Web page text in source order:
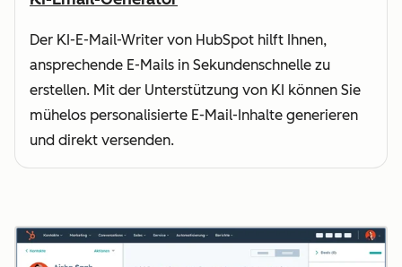
Der KI-E-Mail-Writer von HubSpot hilft Ihnen,
ansprechende E-Mails in Sekundenschnelle zu
erstellen. Mit der Unterstützung von KI können Sie
mühelos personalisierte E-Mail-Inhalte generieren
und direkt versenden.